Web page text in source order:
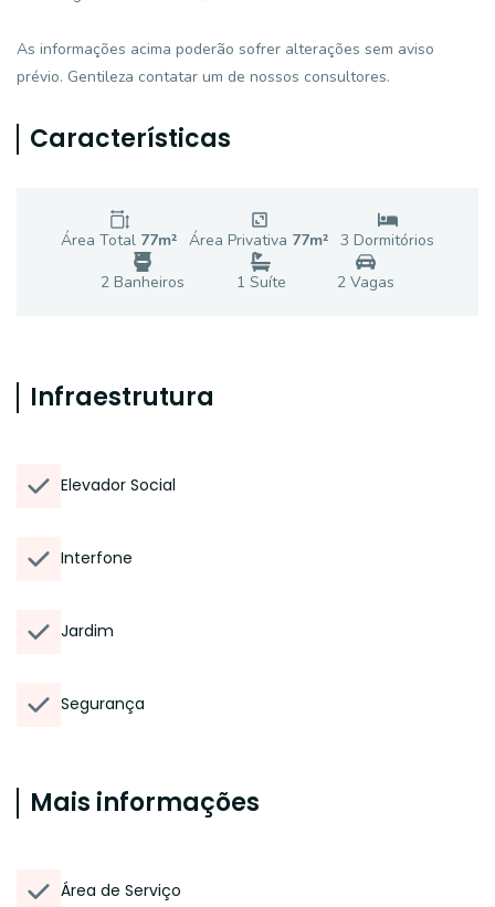
As informações acima poderão sofrer alterações sem aviso
prévio. Gentileza contatar um de nossos consultores.
Características
Área Total 77m² Área Privativa 77m² 3 Dormitórios
2 Banheiros 1 Suíte 2Vagas
Infraestrutura
Elevador Social
Interfone
Jardim
Segurança
Mais informações
Área de Serviço